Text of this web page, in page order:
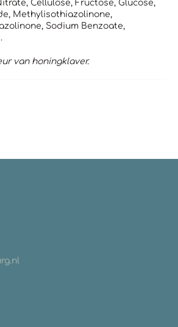
Cellulose, Fructose, Glucose,
Methylisothiazolinone,
Sodium Benzoate,
van honingklaver.